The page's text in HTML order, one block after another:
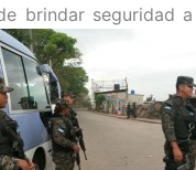
brindar seguridad